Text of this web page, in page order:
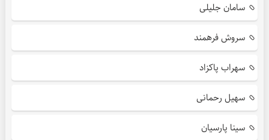
سامان جلیلی
سروش فرهمند
سهراب پاکزاد
سهیل رحمانی
سینا پارسیان